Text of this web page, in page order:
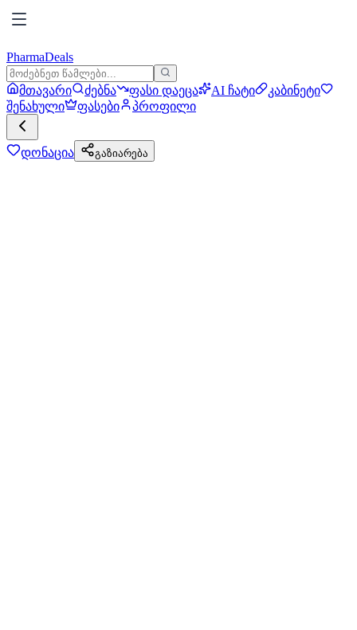
PharmaDeals
მთავარი ძებნა ფასი დაეცა AI ჩატი
კაბინეტი
შენახული
ფასები პროფილი
დონაცია გაზიარება